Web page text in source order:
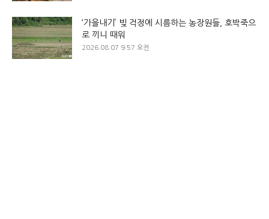
‘가을내기’ 빚 걱정에 시름하는 농장원들, 호박죽으
로 끼니 때워
2026.08.07 9:57 오전